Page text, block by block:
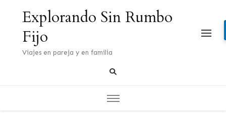
Explorando Sin Rumbo
Fijo
Viajes en pareja y en familia